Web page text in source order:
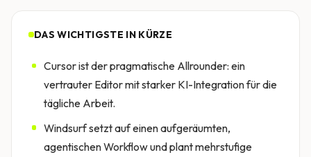
DAS WICHTIGSTE IN KÜRZE
Cursor ist der pragmatische Allrounder: ein
vertrauter Editor mit starker KI-Integration für die
tägliche Arbeit.
Windsurf setzt auf einen aufgeräumten,
agentischen Workflow und plant mehrstufige